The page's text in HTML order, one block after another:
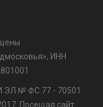
ИНН
ЭЛ № ФС 77 - 70501.
Посещая сайт